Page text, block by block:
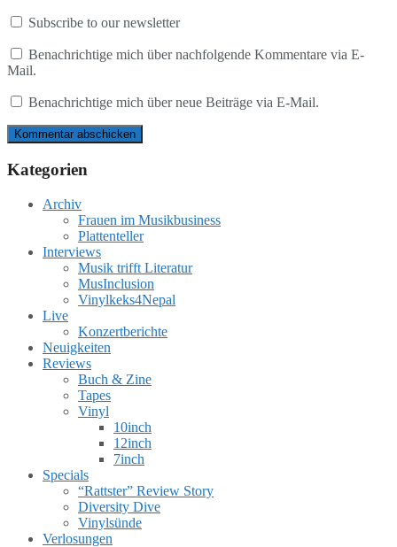
Subscribe to our newsletter
Benachrichtige mich über nachfolgende Kommentare via E-
Mail.
Benachrichtige mich über neue Beiträge via E-Mail.
Kategorien
Archiv
Frauen im Musikbusiness
Plattenteller
Interviews
Musik trifft Literatur
MusInclusion
Vinylkeks4Nepal
Live
Konzertberichte
Neuigkeiten
Reviews
Buch & Zine
Tapes
Vinyl
10inch
12inch
7inch
Specials
“Rattster” Review Story
Diversity Dive
Vinylsünde
Verlosungen